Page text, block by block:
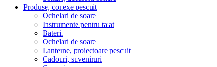
Produse, conexe pescuit
Ochelari de soare
Instrumente pentru taiat
Baterii
Ochelari de soare
Lanterne, proiectoare pescuit
Cadouri, suveniruri